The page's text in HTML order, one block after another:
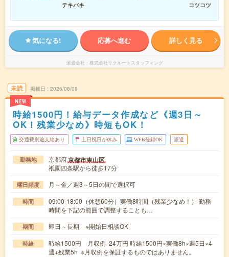
テキパキ
コツコツ
気になる! 応募へ進む 詳しく見る
派遣会社 株式会社リクルートスタッフィング
未読
NEW
掲載日 2026/08/09
時給1500円！給与データ作成など《週3日～
OK！残業少なめ》時短もOK！
交通費別途支給あり 土日祝日が休み WEB登録OK 派遣
勤務地 京都府京都市東山区
祇園四条駅から徒歩17分
曜日頻度 月～金／週3～5日の間で選択可
時間
09:00-18:00（休憩60分）実働8時間（残業少なめ！） 勤務
時間を下記の範囲で調整することも…
期間 即日～長期 ※開始日相談OK
時給
時給1500円 月収例 24万円 時給1500円×実働8h×週5日×4
週+残業5h ※月収例を保証するものではありません。